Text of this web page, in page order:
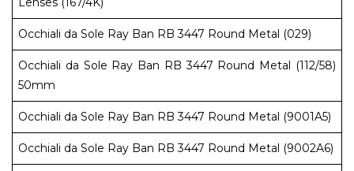
Occhiali da Sole Ray Ban RB 3447 Round Metal (029)
Occhiali da Sole Ray Ban RB 3447 Round Metal (112/58)
50mm
Occhiali da Sole Ray Ban RB 3447 Round Metal (9001A5)
Occhiali da Sole Ray Ban RB 3447 Round Metal (9002A6)